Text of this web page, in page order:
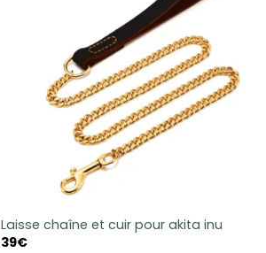
Laisse chaîne et cuir pour akita inu
39€